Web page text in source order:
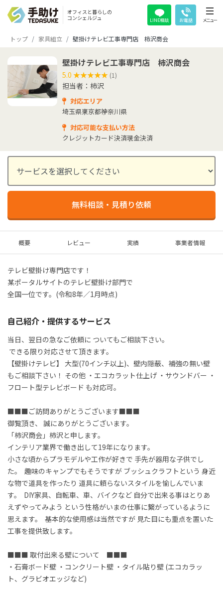
オフィスと暮らしの
コンシェルジュ
LINE相談 お電話 メニュー
トップ 家具組立 壁掛けテレビ工事専門店 柿沢商会
壁掛けテレビ工事専門店 柿沢商会
5.0 ★★★★★
★★★★★ (1)
担当者：柿沢
対応エリア
埼玉県東京都神奈川県
対応可能な支払い方法
クレジットカード決済現金決済
無料相談・見積り依頼
概要 レビュー 実績 事業者情報
テレビ壁掛け専門店です！
某ポータルサイトのテレビ壁掛け部門で
全国一位です。(令和8年／1月時点)
自己紹介・提供するサービス
当日、翌日の急なご依頼に ついてもご相談下さい。
【壁掛けテレビ】 大型(70インチ以上)、壁内隠蔽、補強の無い壁
もご相談下さい！ その他 ・エコカラット仕上げ ・サウンドバー ・
フロート型テレビボード も対応可。
■■■ご訪問ありがとうございます■■■
御覧頂き、 誠にありがとうございます。
「柿沢商会」柿沢と申します。
インテリア業界で働き出して19年になります。
小さな頃からプラモデルや工作が好きで 手先が器用な子供でし
た。  趣味のキャンプでもそうですが ブッシュクラフトという 身近
な物で道具を作ったり 道具に頼らないスタイルを愉しんでいま
す。  DIY家具、自転車、車、バイクなど 自分で出来る事はとりあ
えずやってみよう という性格がいまの仕事に繋がっているように
思えます。  基本的な使用感は当然ですが 見た目にも重点を置いた
工事を提供致します。
■■■ 取付出来る壁について　■■■
・石膏ボード壁 ・コンクリート壁 ・タイル貼り壁 (エコカラッ
ト、グラビオエッジなど)